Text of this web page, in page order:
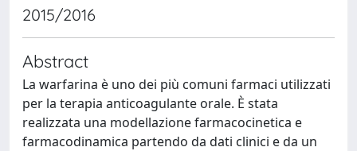
2015/2016
Abstract
La warfarina è uno dei più comuni farmaci utilizzati
per la terapia anticoagulante orale. È stata
realizzata una modellazione farmacocinetica e
farmacodinamica partendo da dati clinici e da un